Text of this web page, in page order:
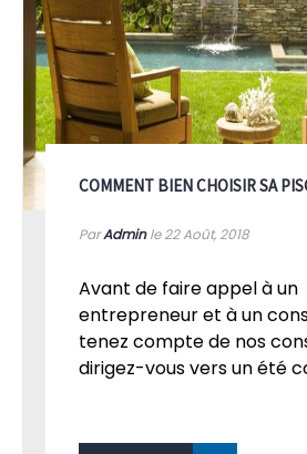
COMMENT BIEN CHOISIR SA
ParAdminle 22Août, 2018
Avant de faire appel à un
entrepreneur et à un
tenez compte de nos
dirigez-vous vers un été